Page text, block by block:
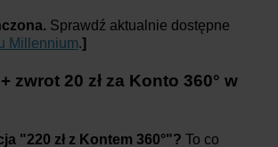
Sprawdź aktualnie dostępne
Millennium.]
zwrot 20 zł za Konto 360° w
"220 zł z Kontem 360°"? To co